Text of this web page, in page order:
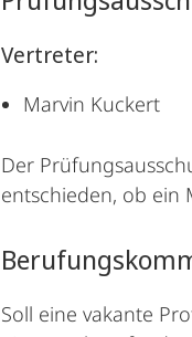
Vertreter:
Marvin Kuckert
Der
entschieden, ob ein
Soll eine vakante